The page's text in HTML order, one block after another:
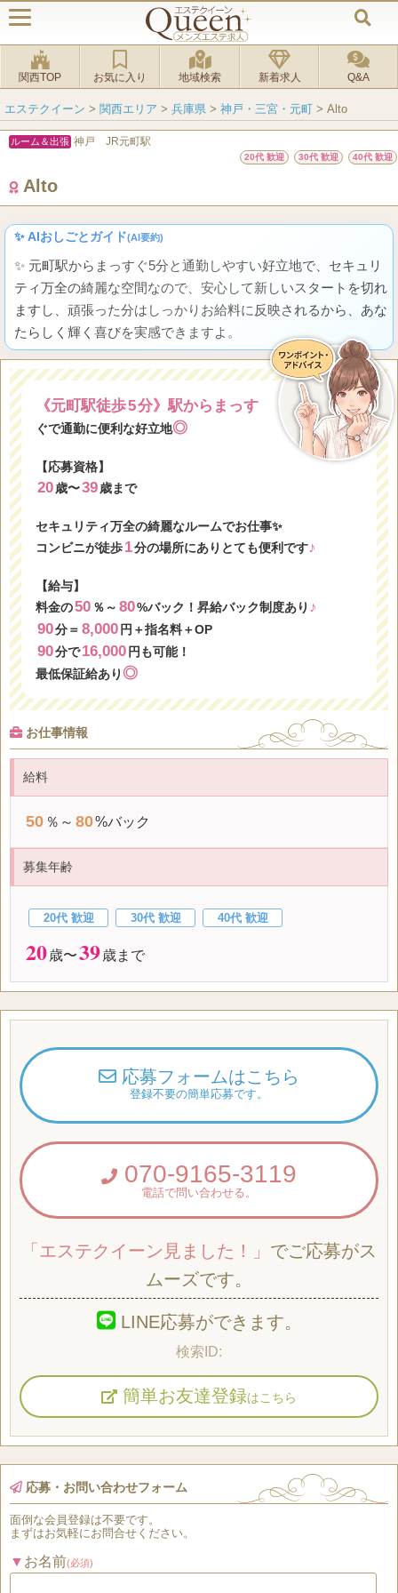
関西TOP お気に入り 地域検索 新着求人 Q&A
エステクイーン > 関西エリア > 兵庫県 > 神戸・三宮・元町 > Alto
ルーム＆出張 神戸 JR元町駅
20代 歓迎 30代 歓迎 40代 歓迎
Alto
✨ AIおしごとガイド(AI要約)
✨ 元町駅からまっすぐ5分と通勤しやすい好立地で、セキュリ
ティ万全の綺麗な空間なので、安心して新しいスタートを切れ
ますし、頑張った分はしっかりお給料に反映されるから、あな
たらしく輝く喜びを実感できますよ。
《元町駅徒歩5分》駅からまっす
ぐで通勤に便利な好立地◎
【応募資格】
20 歳〜39 歳まで
セキュリティ万全の綺麗なルームでお仕事✨
コンビニが徒歩 1分の場所にありとても便利です♪
【給与】
料金の50 ％～ 80%バック！昇給バック制度あり ♪
90分＝ 8,000 円＋指名料＋OP
90分で 16,000 円も可能！
最低保証給あり ◎
お仕事情報
給料
50 ％～ 80%バック
募集年齢
20代 歓迎 30代 歓迎 40代 歓迎
20歳〜39歳まで
応募フォームはこちら
登録不要の簡単応募です。
070-9165-3119
電話で問い合わせる。
「エステクイーン見ました！」 でご応募がス
ムーズです。
LINE応募ができます。
簡単お友達登録はこちら
応募・お問い合わせフォーム
面倒な会員登録は不要です。
まずはお気軽にお問合せください。
お名前(必須)